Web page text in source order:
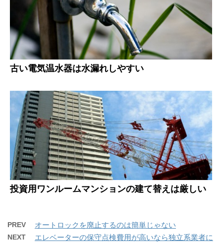
古い電気温水器は水漏れしやすい
投資用ワンルームマンションの建て替えは厳しい
PREV オートロックを廃止するのは簡単じゃない
NEXT
エレベーターの保守点検費用が高いなら独立系業者に